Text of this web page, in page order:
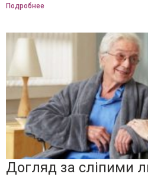
Подробнее
Догляд за сліпими